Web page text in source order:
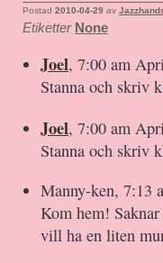
Postad 2010-04-29 av
Etiketter None
Joel, 7:00 am
Stanna och skriv
Joel, 7:00 am
Stanna och skriv
Manny-ken, 7:13
Kom hem!
vill ha en liten